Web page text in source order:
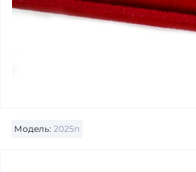
Модель: 2025п